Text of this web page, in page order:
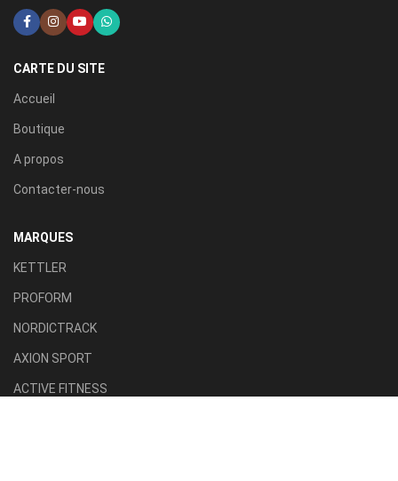
CARTE DU SITE
Accueil
Boutique
A propos
Contacter-nous
MARQUES
KETTLER
PROFORM
NORDICTRACK
AXION SPORT
ACTIVE FITNESS